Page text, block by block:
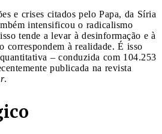
e crises citados pelo Papa, da Síria
intensificou o radicalismo
tende a levar à desinformação e à
correspondem à realidade. É isso
– conduzida com 104.253
publicada na revista
.